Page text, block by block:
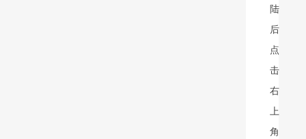
陆
后
点
击
右
上
角